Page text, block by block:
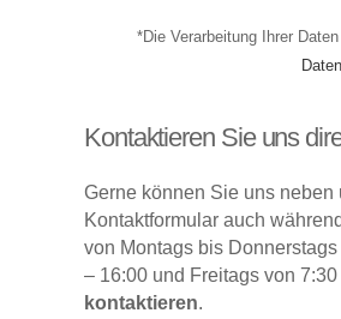
*Die Verarbeitung Ihrer
Kontaktieren Sie uns
Gerne können Sie uns neben
Kontaktformular auch
von Montags bis
– 16:00 und Freitags von
kontaktieren.